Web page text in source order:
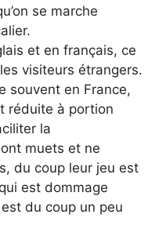
se marche
et en français, ce
visiteurs étrangers.
souvent en France,
réduite à portion
la
muets et ne
du coup leur jeu est
est dommage
du coup un peu